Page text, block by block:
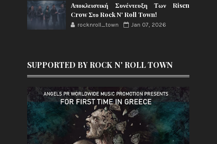
Αποκλειστική Συνέντευξη Των Risen
Crow Στο Rock N' Roll Town!
rocknroll_town Jan 07, 2026
SUPPORTED BY ROCK N' ROLL TOWN